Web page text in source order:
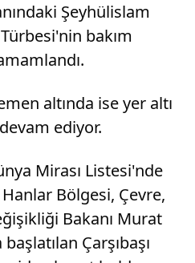
Şeyhülislam
bakım
altında ise yer altı
ediyor.
Mirası Listesi'nde
Bölgesi, Çevre,
Bakanı Murat
Çarşıbaşı